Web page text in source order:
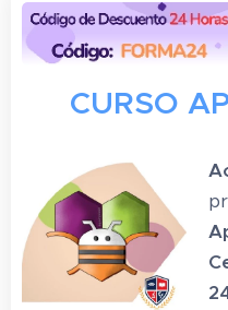
CURSO